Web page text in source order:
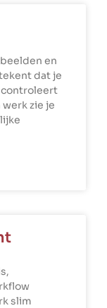
en
dat je
zie je
slim